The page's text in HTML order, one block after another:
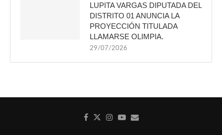
LUPITA VARGAS DIPUTADA DEL
DISTRITO 01 ANUNCIA LA
PROYECCIÓN TITULADA
LLAMARSE OLIMPIA.
29/07/2026